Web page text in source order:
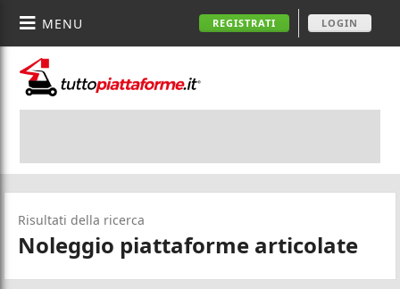
REGISTRATI LOGIN
MENU
Risultati della ricerca
Noleggio piattaforme articolate